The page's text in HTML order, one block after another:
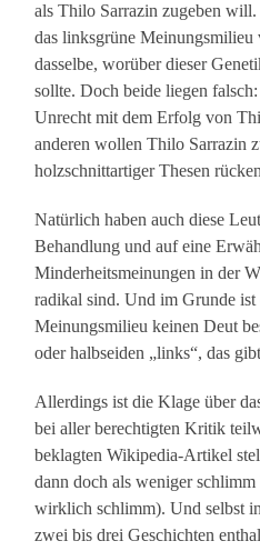
als Thilo Sarrazin zugeben
das linksgrüne
dasselbe, worüber dieser
sollte. Doch beide liegen
Unrecht mit dem Erfolg von
anderen wollen Thilo Sarrazin
holzschnittartiger Thesen
Natürlich haben auch diese
Behandlung und auf eine
Minderheitsmeinungen in der
radikal sind. Und im Grunde ist
Meinungsmilieu keinen Deut
oder halbseiden „links“, das
Allerdings ist die Klage über
bei aller berechtigten Kritik
beklagten Wikipedia-Artikel
dann doch als weniger
wirklich schlimm). Und selbst
zwei bis drei Geschichten